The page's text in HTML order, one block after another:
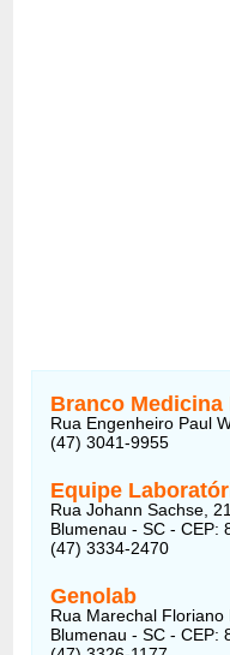
Branco
Rua Engenheiro Paul
(47) 3041-9955
Equipe
Rua Johann Sachse,
Blumenau - SC - CEP:
(47) 3334-2470
Genolab
Rua Marechal
Blumenau - SC - CEP: